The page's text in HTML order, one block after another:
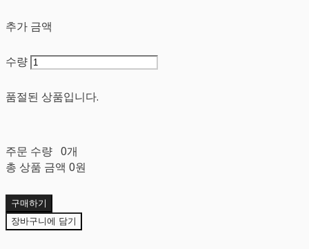
추가 금액
수량
품절된 상품입니다.
주문 수량 0개
총 상품 금액 0원
구매하기
장바구니에 담기